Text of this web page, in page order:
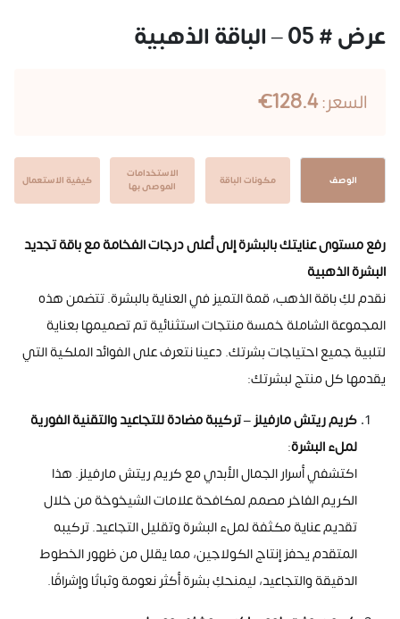
عرض # 05 – الباقة الذهبية
السعر:128.4€
الوصف مكونات الباقة
الاستخدامات
الموصى بها
كيفية الاستعمال
رفع مستوى عنايتك بالبشرة إلى أعلى درجات الفخامة مع باقة تجديد
البشرة الذهبية
نقدم لكِ باقة الذهب، قمة التميز في العناية بالبشرة. تتضمن هذه
المجموعة الشاملة خمسة منتجات استثنائية تم تصميمها بعناية
لتلبية جميع احتياجات بشرتك. دعينا نتعرف على الفوائد الملكية التي
يقدمها كل منتج لبشرتك:
كريم ريتش مارفيلز – تركيبة مضادة للتجاعيد والتقنية الفورية
لملء البشرة:
اكتشفي أسرار الجمال الأبدي مع كريم ريتش مارفيلز. هذا
الكريم الفاخر مصمم لمكافحة علامات الشيخوخة من خلال
تقديم عناية مكثفة لملء البشرة وتقليل التجاعيد. تركيبه
المتقدم يحفز إنتاج الكولاجين، مما يقلل من ظهور الخطوط
الدقيقة والتجاعيد، ليمنحكِ بشرة أكثر نعومة وثباتًا وإشراقًا.